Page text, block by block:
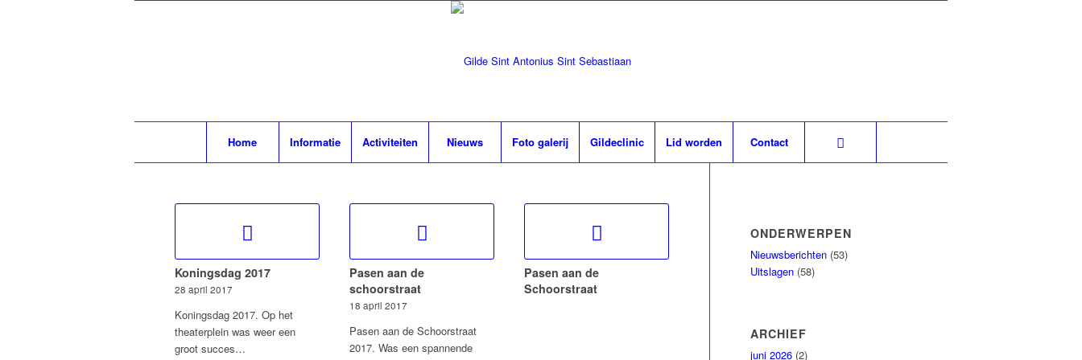
Home Informatie Activiteiten Nieuws Foto galerij Gildeclinic Lid worden Contact
Koningsdag 2017
28 april 2017
Koningsdag 2017. Op het
theaterplein was weer een
groot succes…
Pasen aan de
schoorstraat
18 april 2017
Pasen aan de Schoorstraat
2017. Was een spannende
Pasen aan de
Schoorstraat
ONDERWERPEN
Nieuwsberichten (53)
Uitslagen (58)
ARCHIEF
juni 2026 (2)